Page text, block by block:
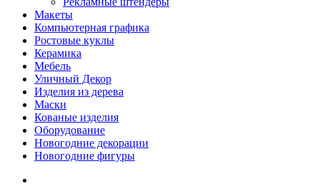
Макеты
Компьютерная графика
Ростовые куклы
Керамика
Мебель
Уличный Декор
Изделия из дерева
Маски
Кованые изделия
Оборудование
Новогодние декорации
Новогодние фигуры